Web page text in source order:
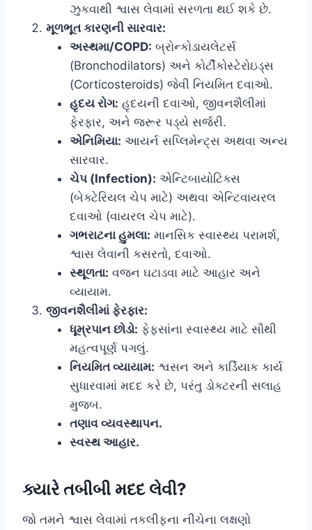
ઝુકવાથી શ્વાસ લેવામાં સરળતા થઈ શકે છે.
મૂળભૂત કારણની સારવાર:
અસ્થમા/COPD: બ્રોન્કોડાયલેટર્સ
(Bronchodilators) અને કોર્ટીકોસ્ટેરોઇડ્સ
(Corticosteroids) જેવી નિયમિત દવાઓ.
હૃદય રોગ: હૃદયની દવાઓ, જીવનશૈલીમાં
ફેરફાર, અને જરૂર પડ્યે સર્જરી.
એનિમિયા: આયર્ન સપ્લિમેન્ટ્સ અથવા અન્ય
સારવાર.
ચેપ (Infection): એન્ટિબાયોટિક્સ
(બેક્ટેરિયલ ચેપ માટે) અથવા એન્ટિવાયરલ
દવાઓ (વાયરલ ચેપ માટે).
ગભરાટના હુમલા: માનસિક સ્વાસ્થ્ય પરામર્શ,
શ્વાસ લેવાની કસરતો, દવાઓ.
સ્થૂળતા: વજન ઘટાડવા માટે આહાર અને
વ્યાયામ.
જીવનશૈલીમાં ફેરફાર:
ધૂમ્રપાન છોડો: ફેફસાંના સ્વાસ્થ્ય માટે સૌથી
મહત્વપૂર્ણ પગલું.
નિયમિત વ્યાયામ: શ્વસન અને કાર્ડિયાક કાર્ય
સુધારવામાં મદદ કરે છે, પરંતુ ડોક્ટરની સલાહ
મુજબ.
તણાવ વ્યવસ્થાપન.
સ્વસ્થ આહાર.
ક્યારે તબીબી મદદ લેવી?
જો તમને શ્વાસ લેવામાં તકલીફના નીચેના લક્ષણો